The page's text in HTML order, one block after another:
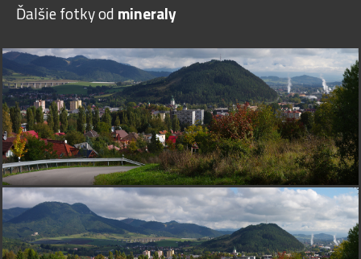
Ďalšie fotky od mineraly